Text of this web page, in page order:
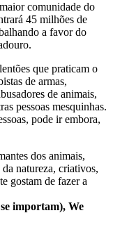
comunidade do
45 milhões de
a favor do
que praticam o
de armas,
de animais,
pessoas mesquinhas.
pode ir embora,
dos animais,
natureza, criativos,
gostam de fazer a
importam), We